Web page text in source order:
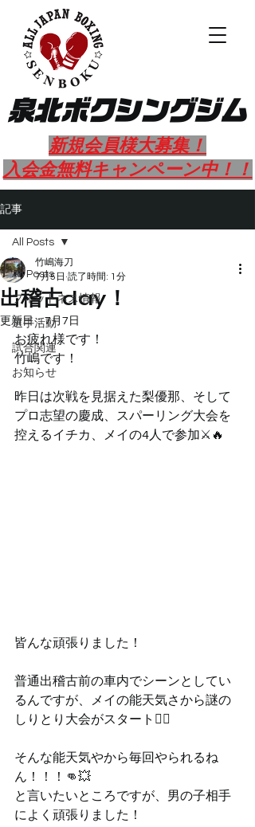
​泉北ボクシングジム
新規会員様大募集！
​入会金無料キャンペーン中！！
記事
All Posts
フィットネス情報
選手活動
試合関連
お知らせ
All Posts
出稽古day！
竹嶋海刀
7月5日 読了時間: 1分
更新日：7月7日
お疲れ様です！
竹嶋です！
昨日は次戦を見据えた梨優那、そして
プロ志望の慶成、スパーリング大会を
控えるイチカ、メイの4人で参加⚔️🔥
皆んな頑張りました！
普通出稽古前の車内でシーンとしてい
るんですが、メイの能天気さから謎の
しりとり大会がスタート🤦‍♂️
そんな能天気やから毎回やられるね
ん！！！👊💥
と言いたいところですが、男の子相手
によく頑張りました！